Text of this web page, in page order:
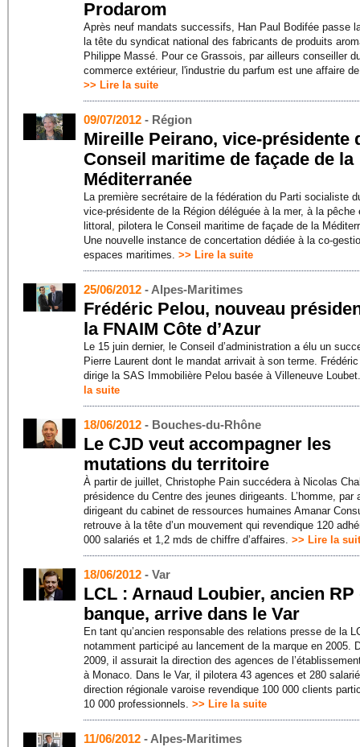
Prodarom
Après neuf mandats successifs, Han Paul Bodifée passe
la tête du syndicat national des fabricants de produits
Philippe Massé. Pour ce Grassois, par ailleurs conseiller
commerce extérieur, l'industrie du parfum est une affaire
>> Lire la suite
09/07/2012 - Région
Mireille Peirano, vice-présidente
Conseil maritime de façade de la
Méditerranée
La première secrétaire de la fédération du Parti socialiste
vice-présidente de la Région déléguée à la mer, à la pêche
littoral, pilotera le Conseil maritime de façade de la
Une nouvelle instance de concertation dédiée à la co-
espaces maritimes. >> Lire la suite
25/06/2012 - Alpes-Maritimes
Frédéric Pelou, nouveau
la FNAIM Côte d’Azur
Le 15 juin dernier, le Conseil d’administration a élu un
Pierre Laurent dont le mandat arrivait à son terme.
dirige la SAS Immobilière Pelou basée à Villeneuve
la suite
18/06/2012 - Bouches-du-Rhône
Le CJD veut accompagner les
mutations du territoire
À partir de juillet, Christophe Pain succédera à Nicolas
présidence du Centre des jeunes dirigeants. L’homme, par
dirigeant du cabinet de ressources humaines Amanar
retrouve à la tête d’un mouvement qui revendique 120
000 salariés et 1,2 mds de chiffre d’affaires. >> Lire la
18/06/2012 - Var
LCL : Arnaud Loubier, ancien RP
banque, arrive dans le Var
En tant qu’ancien responsable des relations presse de la
notamment participé au lancement de la marque en 2005.
2009, il assurait la direction des agences de
à Monaco. Dans le Var, il pilotera 43 agences et 280
direction régionale varoise revendique 100 000 clients
10 000 professionnels. >> Lire la suite
11/06/2012 - Alpes-Maritimes